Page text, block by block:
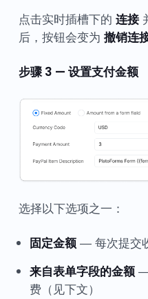
点击实时插槽下的 连接
后，按钮会变为 撤销连
步骤 3 — 设置支付金额
选择以下选项之一：
固定金额— 每次提交
来自表单字段的金额—
费（见下文）